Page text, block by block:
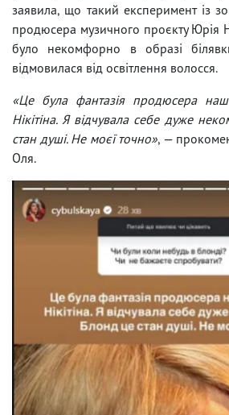
заявила, що такий експеримент із
продюсера музичного проєкту Юрія
було некомфорно в образі
відмовилася від освітлення волосся.
«Це була фантазія продюсера
Нікітіна. Я відчувала себе дуже
стан душі. Не моєї точно», —
Оля.